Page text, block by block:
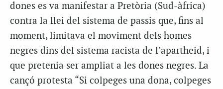
dones es va manifestar a Pretòria (Sud-àfrica)
contra la llei del sistema de passis que, fins al
moment, limitava el moviment dels homes
negres dins del sistema racista de l’apartheid, i
que pretenia ser ampliat a les dones negres. La
cançó protesta “Si colpeges una dona, colpeges